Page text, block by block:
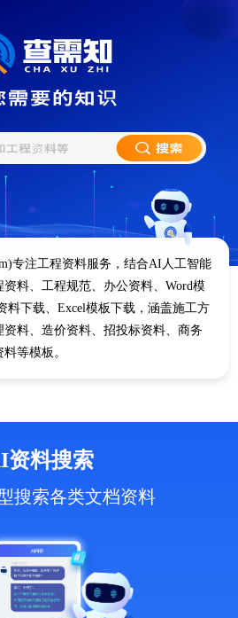
专注工程资料服务，结合AI人工智能
料、工程规范、办公资料、Word模
料下载、Excel模板下载，涵盖施工方
料、造价资料、招投标资料、商务
等模板。
资料搜索
搜索各类文档资料